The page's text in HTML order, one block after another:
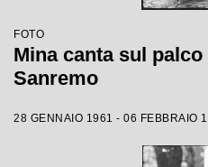
FOTO
Mina canta sul
Sanremo
28 GENNAIO 1961 - 06 FEBBRAIO